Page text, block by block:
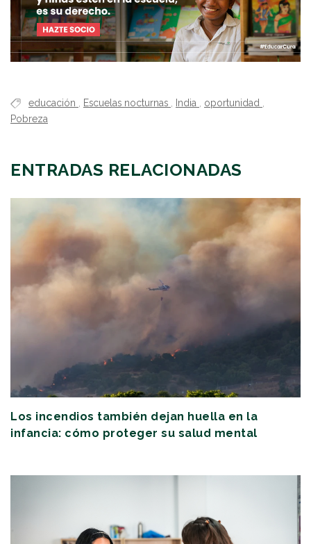
educación Escuelas nocturnas India oportunidad
Pobreza
ENTRADAS RELACIONADAS
Los incendios también dejan huella en la
infancia: cómo proteger su salud mental